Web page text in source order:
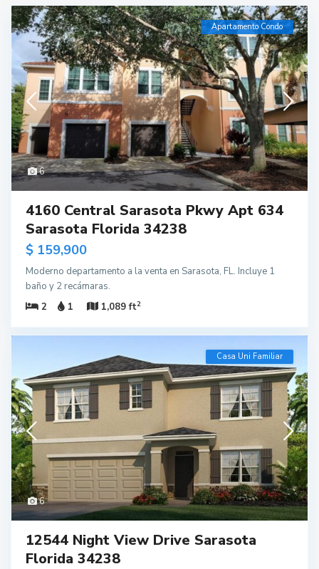
6
Apartamento Condo
4160 Central Sarasota Pkwy Apt 634
Sarasota Florida 34238
$ 159,900
Moderno departamento a la venta en Sarasota, FL. Incluye 1
baño y 2 recámaras.
2
1 1,089 ft2
6
Casa Uni Familiar
12544 Night View Drive Sarasota
Florida 34238